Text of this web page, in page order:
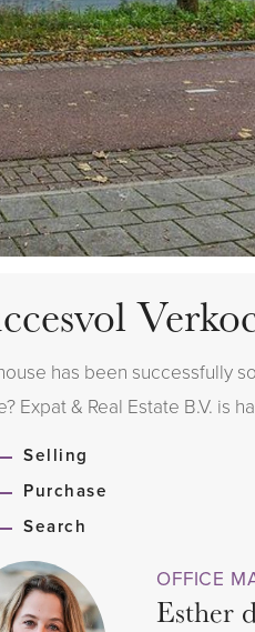
has been successfully
Expat & Real Estate B.V. is
Selling
Purchase
Search
OFFICE
Esther